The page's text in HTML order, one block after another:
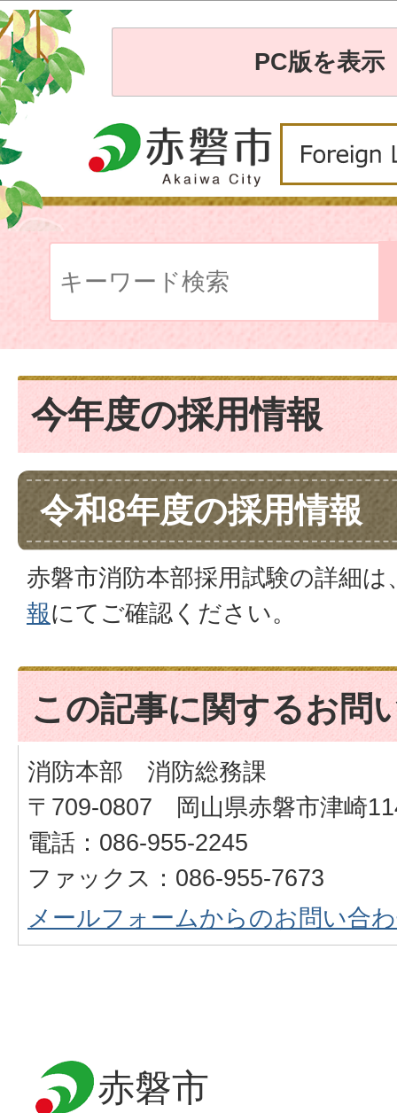
PC版を表示
今年度の採用情報
令和8年度の採用情報
赤磐市消防本部採用試験の詳細は
報にてご確認ください。
この記事に関するお問
消防本部 消防総務課
〒709-0807 岡山県赤磐市津崎
電話：086-955-2245
ファックス：086-955-7673
メールフォームからのお問い合
赤磐市